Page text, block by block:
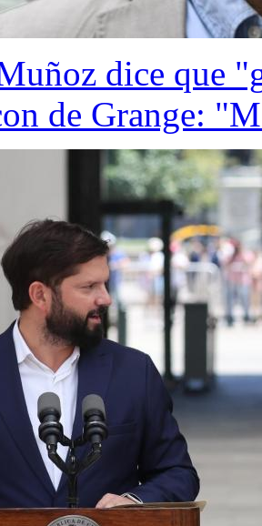
dice que
de Grange: